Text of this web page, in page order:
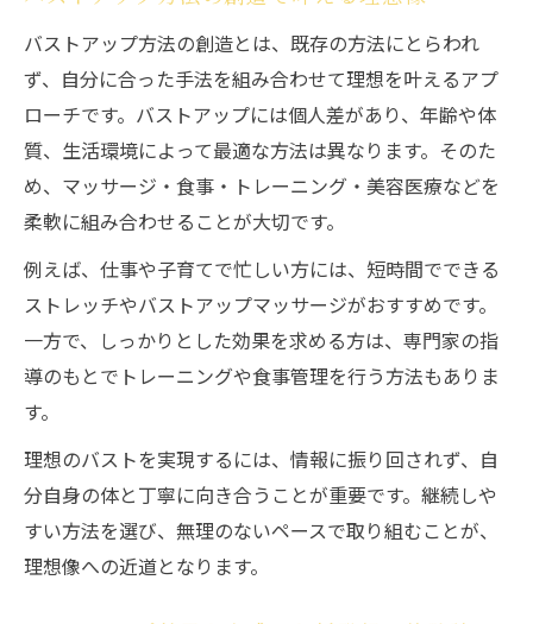
バストアップ方法の創造とは、既存の方法にとらわれ
ず、自分に合った手法を組み合わせて理想を叶えるアプ
ローチです。バストアップには個人差があり、年齢や体
質、生活環境によって最適な方法は異なります。そのた
め、マッサージ・食事・トレーニング・美容医療などを
柔軟に組み合わせることが大切です。
例えば、仕事や子育てで忙しい方には、短時間でできる
ストレッチやバストアップマッサージがおすすめです。
一方で、しっかりとした効果を求める方は、専門家の指
導のもとでトレーニングや食事管理を行う方法もありま
す。
理想のバストを実現するには、情報に振り回されず、自
分自身の体と丁寧に向き合うことが重要です。継続しや
すい方法を選び、無理のないペースで取り組むことが、
理想像への近道となります。